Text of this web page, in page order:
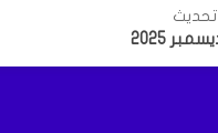
تحديث